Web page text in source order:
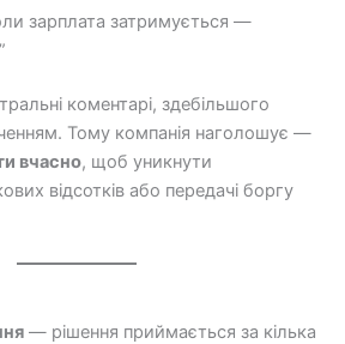
зарплата затримується —
коментарі, здебільшого
Тому компанія наголошує —
вчасно, щоб уникнути
відсотків або передачі боргу
— рішення приймається за кілька